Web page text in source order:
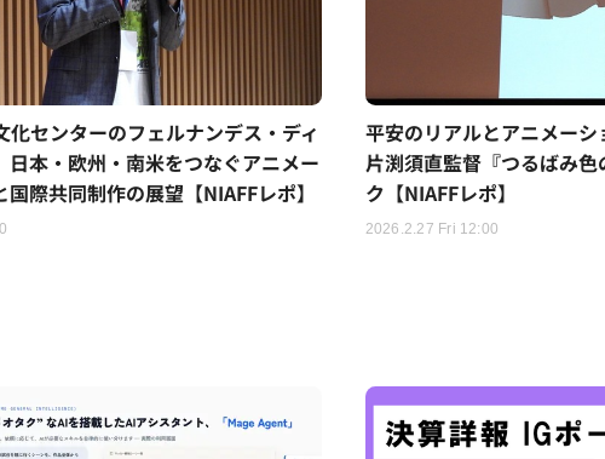
化センターのフェルナンデス・ディ
日本・欧州・南米をつなぐアニメー
際共同制作の展望【NIAFFレポ】
平安のリアルとアニメーシ
片渕須直監督『つるばみ
ク【NIAFFレポ】
2026.2.27 Fri 12:00